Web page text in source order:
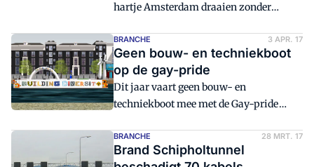
hartje Amsterdam draaien zonder
gaskraan dicht. Een primeur voor
studentenvereniging L.A.N.X. die naar
meer smaakt. Letterlijk, want de
bierkoeling is aangesloten op de
warmtepompen.
BRANCHE 3 APR. 17
Geen bouw- en techniekboot
op de gay-pride
Dit jaar vaart geen bouw- en
techniekboot mee met de Gay-pride
Initiatiefnemer Arcadis kwam dit jaar
niet door de loting die zich tot 80 boten
BRANCHE 28 MRT. 17
Brand Schipholtunnel